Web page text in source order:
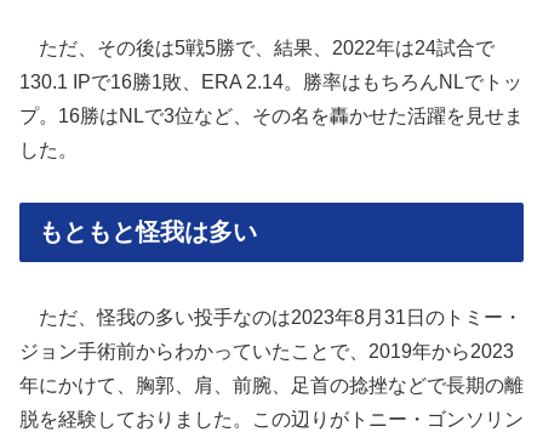
ただ、その後は5戦5勝で、結果、2022年は24試合で
130.1 IPで16勝1敗、ERA 2.14。勝率はもちろんNLでトッ
プ。16勝はNLで3位など、その名を轟かせた活躍を見せま
した。
もともと怪我は多い
ただ、怪我の多い投手なのは2023年8月31日のトミー・
ジョン手術前からわかっていたことで、2019年から2023
年にかけて、胸郭、肩、前腕、足首の捻挫などで長期の離
脱を経験しておりました。この辺りがトニー・ゴンソリン